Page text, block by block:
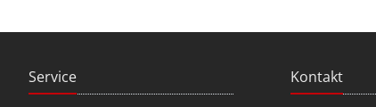
Service Kontakt